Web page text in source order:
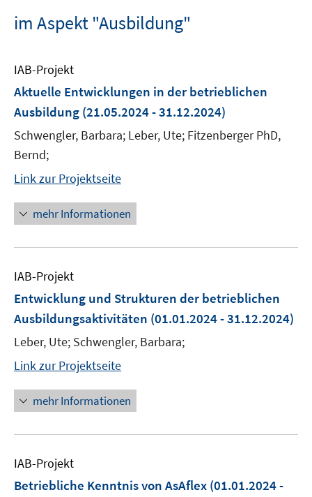
im Aspekt "Ausbildung"
IAB-Projekt
Aktuelle Entwicklungen in der betrieblichen
Ausbildung (21.05.2024 - 31.12.2024)
Schwengler, Barbara; Leber, Ute; Fitzenberger PhD,
Bernd;
Link zur Projektseite
mehr Informationen
IAB-Projekt
Entwicklung und Strukturen der betrieblichen
Ausbildungsaktivitäten (01.01.2024 - 31.12.2024)
Leber, Ute; Schwengler, Barbara;
Link zur Projektseite
mehr Informationen
IAB-Projekt
Betriebliche Kenntnis von AsAflex (01.01.2024 -